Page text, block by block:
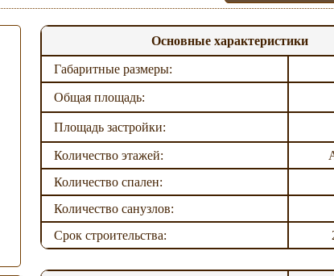
Основные характеристики
Габаритные размеры:
Общая площадь:
Площадь застройки:
Количество этажей:
Количество спален:
Количество санузлов:
Срок строительства: